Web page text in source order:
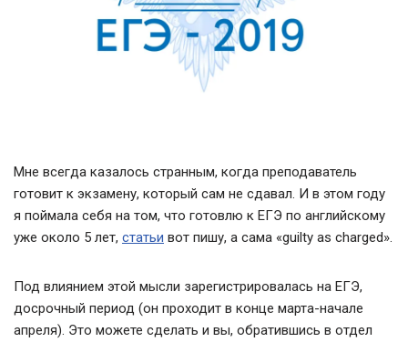
Мне всегда казалось странным, когда преподаватель
готовит к экзамену, который сам не сдавал. И в этом году
я поймала себя на том, что готовлю к ЕГЭ по английскому
уже около 5 лет, статьи вот пишу, а сама «guilty as charged».
Под влиянием этой мысли зарегистрировалась на ЕГЭ,
досрочный период (он проходит в конце марта-начале
апреля). Это можете сделать и вы, обратившись в отдел